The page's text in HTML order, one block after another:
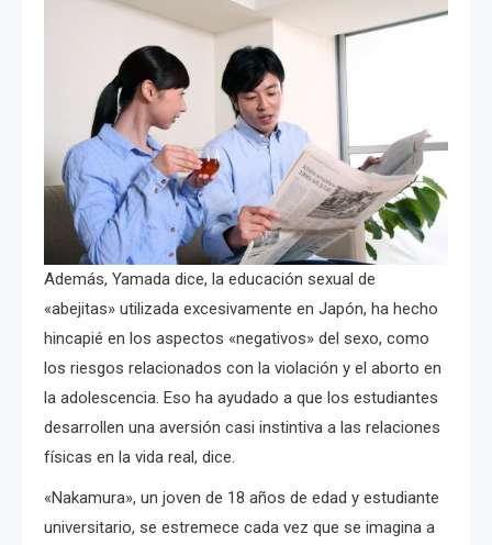
Además, Yamada dice, la educación sexual de
«abejitas» utilizada excesivamente en Japón, ha hecho
hincapié en los aspectos «negativos» del sexo, como
los riesgos relacionados con la violación y el aborto en
la adolescencia. Eso ha ayudado a que los estudiantes
desarrollen una aversión casi instintiva a las relaciones
físicas en la vida real, dice.
«Nakamura», un joven de 18 años de edad y estudiante
universitario, se estremece cada vez que se imagina a